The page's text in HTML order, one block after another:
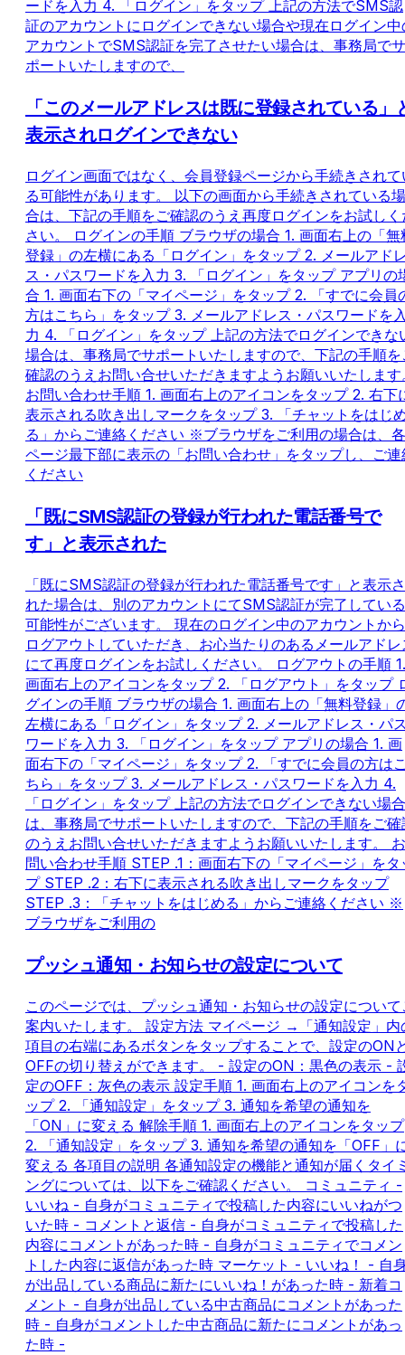
ードを入力 4. 「ログイン」をタップ 上記の方法でSMS認
証のアカウントにログインできない場合や現在ログイン中
アカウントでSMS認証を完了させたい場合は、事務局でサ
ポートいたしますので、
「このメールアドレスは既に登録されている」
表示されログインできない
ログイン画面ではなく、会員登録ページから手続きされて
る可能性があります。 以下の画面から手続きされている場
合は、下記の手順をご確認のうえ再度ログインをお試しく
さい。 ログインの手順 ブラウザの場合 1. 画面右上の「無
登録」の左横にある「ログイン」をタップ 2. メールアド
ス・パスワードを入力 3. 「ログイン」をタップ アプリの
合 1. 画面右下の「マイページ」をタップ 2. 「すでに会員
方はこちら」をタップ 3. メールアドレス・パスワードを
力 4. 「ログイン」をタップ 上記の方法でログインできな
場合は、事務局でサポートいたしますので、下記の手順を
確認のうえお問い合せいただきますようお願いいたします
お問い合わせ手順 1. 画面右上のアイコンをタップ 2. 右下
表示される吹き出しマークをタップ 3. 「チャットをはじ
る」からご連絡ください ※ブラウザをご利用の場合は、各
ページ最下部に表示の「お問い合わせ」をタップし、ご連
ください
「既にSMS認証の登録が行われた電話番号で
す」と表示された
「既にSMS認証の登録が行われた電話番号です」と表示さ
れた場合は、別のアカウントにてSMS認証が完了している
可能性がございます。 現在のログイン中のアカウントから
ログアウトしていただき、お心当たりのあるメールアドレ
にて再度ログインをお試しください。 ログアウトの手順 1.
画面右上のアイコンをタップ 2. 「ログアウト」をタップ
グインの手順 ブラウザの場合 1. 画面右上の「無料登録」
左横にある「ログイン」をタップ 2. メールアドレス・パ
ワードを入力 3. 「ログイン」をタップ アプリの場合 1. 画
面右下の「マイページ」をタップ 2. 「すでに会員の方は
ちら」をタップ 3. メールアドレス・パスワードを入力 4.
「ログイン」をタップ 上記の方法でログインできない場合
は、事務局でサポートいたしますので、下記の手順をご確
のうえお問い合せいただきますようお願いいたします。 お
問い合わせ手順 STEP .1：画面右下の「マイページ」をタ
プ STEP .2：右下に表示される吹き出しマークをタップ
STEP .3：「チャットをはじめる」からご連絡ください ※
ブラウザをご利用の
プッシュ通知・お知らせの設定について
このページでは、プッシュ通知・お知らせの設定について
案内いたします。 設定方法 マイページ →「通知設定」内
項目の右端にあるボタンをタップすることで、設定のON
OFFの切り替えができます。 - 設定のON：黒色の表示 -
定のOFF：灰色の表示 設定手順 1. 画面右上のアイコンを
ップ 2. 「通知設定」をタップ 3. 通知を希望の通知を
「ON」に変える 解除手順 1. 画面右上のアイコンをタップ
2. 「通知設定」をタップ 3. 通知を希望の通知を「OFF」
変える 各項目の説明 各通知設定の機能と通知が届くタイ
ングについては、以下をご確認ください。 コミュニティ -
いいね - 自身がコミュニティで投稿した内容にいいねがつ
いた時 - コメントと返信 - 自身がコミュニティで投稿した
内容にコメントがあった時 - 自身がコミュニティでコメン
トした内容に返信があった時 マーケット - いいね！ - 自
が出品している商品に新たにいいね！があった時 - 新着コ
メント - 自身が出品している中古商品にコメントがあった
時 - 自身がコメントした中古商品に新たにコメントがあっ
た時 -